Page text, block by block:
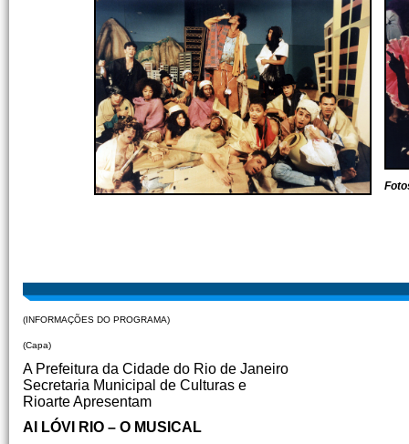
(INFORMAÇÕES DO PROGRAMA)
(Capa)
A Prefeitura da Cidade do Rio de Janeiro
Secretaria Municipal de Culturas e
Rioarte Apresentam
AI LÓVI RIO – O MUSICAL